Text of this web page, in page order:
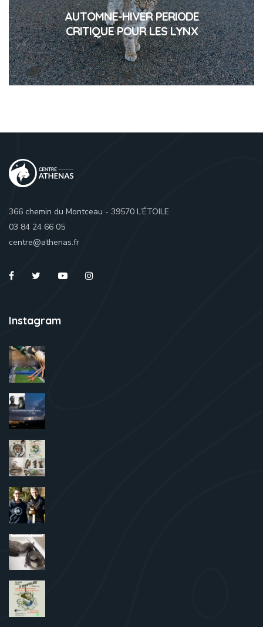
AUTOMNE-HIVER PERIODE
CRITIQUE POUR LES LYNX
366 chemin du Montceau - 39570 L’ÉTOILE
03 84 24 66 05
centre@athenas.fr
Instagram